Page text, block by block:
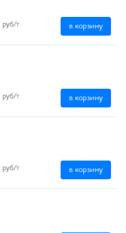
руб/т в корзину
руб/т в корзину
руб/т в корзину